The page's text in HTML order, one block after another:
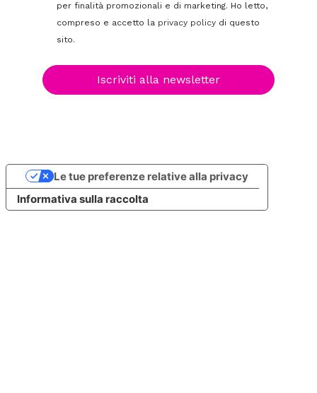
per finalità promozionali e di marketing. Ho letto,
compreso e accetto la privacy policy di questo
sito.
Iscriviti alla newsletter
Informativa sulla raccolta
Le tue preferenze relative alla privacy